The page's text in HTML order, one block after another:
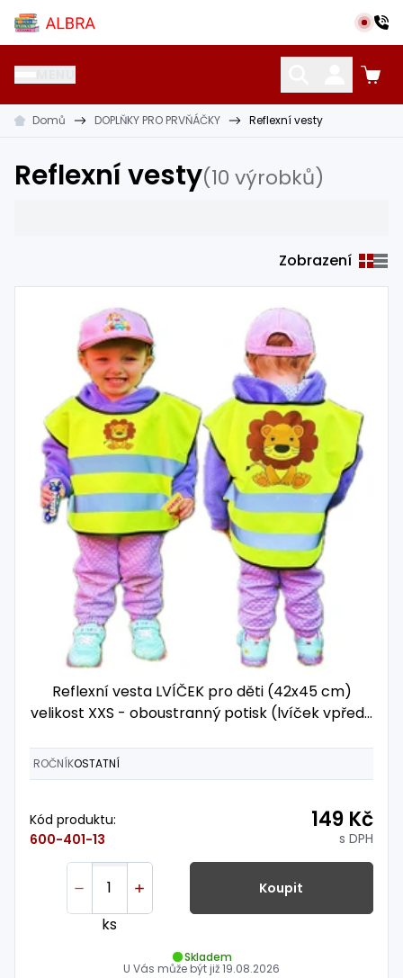
Přeskočit na hlavní obsah
Albra s.r.o.
OSTATNÍ POMŮCKY
Domů DOPLŇKY PRO PRVŇÁČKY Reflexní vesty
Reflexní vesty(10 výrobků)
Zobrazení
Reflexní vesta LVÍČEK pro děti (42x45 cm)
velikost XXS - oboustranný potisk (lvíček vpředu
ROČNÍKOSTATNÍ
Kód produktu:
600-401-13
149 Kč
s DPH
ks
Koupit
Skladem
U Vás může být již19.08.2026